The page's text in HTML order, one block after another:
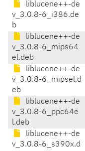
liblucene++-de
v_3.0.8-6_i386.de
b
liblucene++-de
v_3.0.8-6_mips64
el.deb
liblucene++-de
v_3.0.8-6_mipsel.d
eb
liblucene++-de
v_3.0.8-6_ppc64e
l.deb
liblucene++-de
v_3.0.8-6_s390x.d